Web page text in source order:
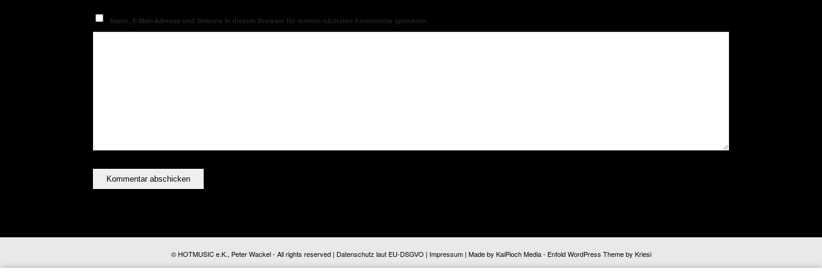
Name, E-Mail-Adresse und Website in diesem Browser für meinen nächsten Kommentar speichern.
© HOTMUSIC e.K., Peter Wackel - All rights reserved | Datenschutz laut EU-DSGVO | Impressum| Made by KaiPioch Media- Enfold WordPress Theme by Kriesi